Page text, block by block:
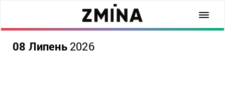
08 Липень 2026